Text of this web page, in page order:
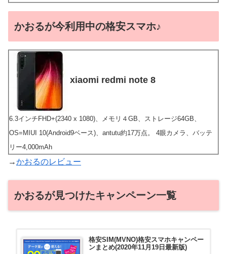
かおるが今利用中の格安スマホ♪
xiaomi redmi note 8
6.3インチFHD+(2340 x 1080)、メモリ４GB、ストレージ64GB、
OS=MIUI 10(Android9ベース)、antutu約17万点。 4眼カメラ、バッテ
リー4,000mAh
→かおるのレビュー
かおるが見つけたキャンペーン一覧
格安SIM(MVNO)格安スマホキャンペー
ンまとめ(2020年11月19日最新版)